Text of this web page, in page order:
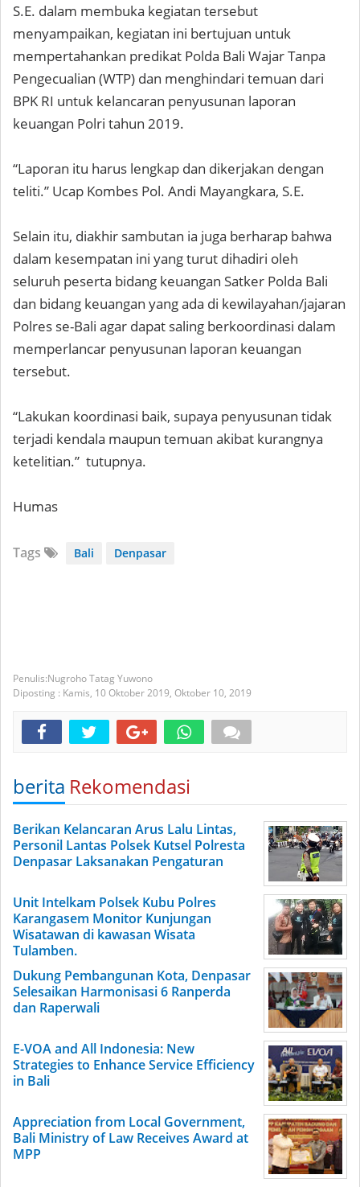
S.E. dalam membuka kegiatan tersebut
menyampaikan, kegiatan ini bertujuan untuk
mempertahankan predikat Polda Bali Wajar Tanpa
Pengecualian (WTP) dan menghindari temuan dari
BPK RI untuk kelancaran penyusunan laporan
keuangan Polri tahun 2019.
“Laporan itu harus lengkap dan dikerjakan dengan
teliti.” Ucap Kombes Pol. Andi Mayangkara, S.E.
Selain itu, diakhir sambutan ia juga berharap bahwa
dalam kesempatan ini yang turut dihadiri oleh
seluruh peserta bidang keuangan Satker Polda Bali
dan bidang keuangan yang ada di kewilayahan/jajaran
Polres se-Bali agar dapat saling berkoordinasi dalam
memperlancar penyusunan laporan keuangan
tersebut.
“Lakukan koordinasi baik, supaya penyusunan tidak
terjadi kendala maupun temuan akibat kurangnya
ketelitian.” tutupnya.
Humas
Tags Bali Denpasar
Nugroho Tatag Yuwono
Diposting : Kamis, 10 Oktober 2019, Oktober 10, 2019
berita Rekomendasi
Berikan Kelancaran Arus Lalu Lintas,
Personil Lantas Polsek Kutsel Polresta
Denpasar Laksanakan Pengaturan
Unit Intelkam Polsek Kubu Polres
Karangasem Monitor Kunjungan
Wisatawan di kawasan Wisata
Tulamben.
Dukung Pembangunan Kota, Denpasar
Selesaikan Harmonisasi 6 Ranperda
dan Raperwali
E-VOA and All Indonesia: New
Strategies to Enhance Service Efficiency
in Bali
Appreciation from Local Government,
Bali Ministry of Law Receives Award at
MPP